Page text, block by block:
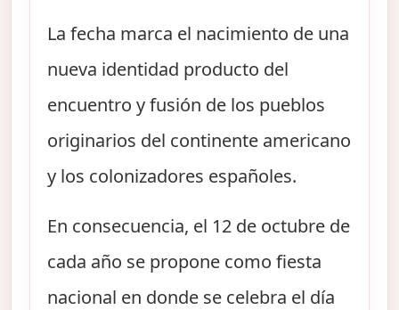
La fecha marca el nacimiento de una
nueva identidad producto del
encuentro y fusión de los pueblos
originarios del continente americano
y los colonizadores españoles.
En consecuencia, el 12 de octubre de
cada año se propone como fiesta
nacional en donde se celebra el día